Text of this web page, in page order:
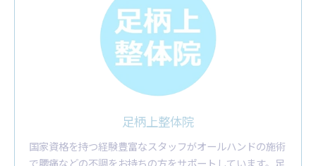
足柄上整体院
国家資格を持つ経験豊富なスタッフがオールハンドの施術
で腰痛などの不調をお持ちの方をサポートしています。足